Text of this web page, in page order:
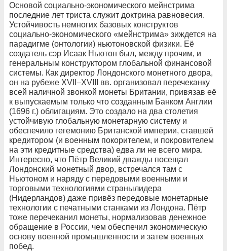
Основой социально-экономического мейнстрима
последние лет триста служит доктрина равновесия.
Устойчивость немногих базовых конструктов
социально-экономического «мейнстрима» зиждется на
парадигме (онтологии) ньютоновской физики. Её
создатель сэр Исаак Ньютон был, между прочим, и
генеральным конструктором глобальной финансовой
системы. Как директор Лондонского монетного двора,
он на рубеже XVII–XVIII вв. организовал перечеканку
всей наличной звонкой монеты Британии, привязав её
к выпускаемым только что созданным Банком Англии
(1696 г.) облигациям. Это создало на два столетия
устойчивую глобальную монетарную систему и
обеспечило гегемонию Британской империи, ставшей
кредитором (и военным покорителем, и покровителем
на эти кредитные средства) едва ли не всего мира.
Интересно, что Пётр Великий дважды посещал
Лондонский монетный двор, встречался там с
Ньютоном и наряду с передовыми военными и
торговыми технологиями странылидера
(Нидерландов) даже привёз передовые монетарные
технологии с печатными станками из Лондона. Пётр
тоже перечеканил монеты, нормализовав денежное
обращение в России, чем обеспечил экономическую
основу военной промышленности и затем военных
побед.